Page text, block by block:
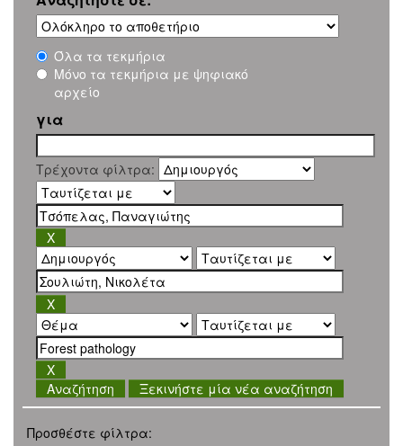
Όλα τα τεκμήρια
Μόνο τα τεκμήρια με ψηφιακό
αρχείο
για
Τρέχοντα φίλτρα:
Ξεκινήστε μία νέα αναζήτηση
Προσθέστε φίλτρα: